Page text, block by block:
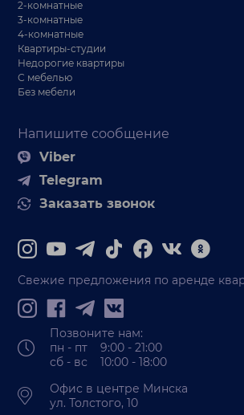
Напишите сообщение
Viber
Telegram
Заказать звонок
2-комнатные
3-комнатные
4-комнатные
Квартиры-студии
Недорогие квартиры
С мебелью
Без мебели
Свежие предложения по аренде
Позвоните нам:
пн - пт 9:00 - 21:00
сб - вс 10:00 - 18:00
Офис в центре Минска
ул. Толстого, 10